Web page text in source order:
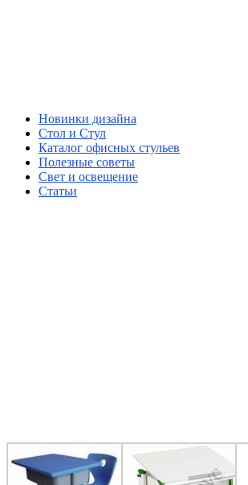
Новинки дизайна
Стол и Стул
Каталог офисных стульев
Полезные советы
Свет и освещение
Статьи